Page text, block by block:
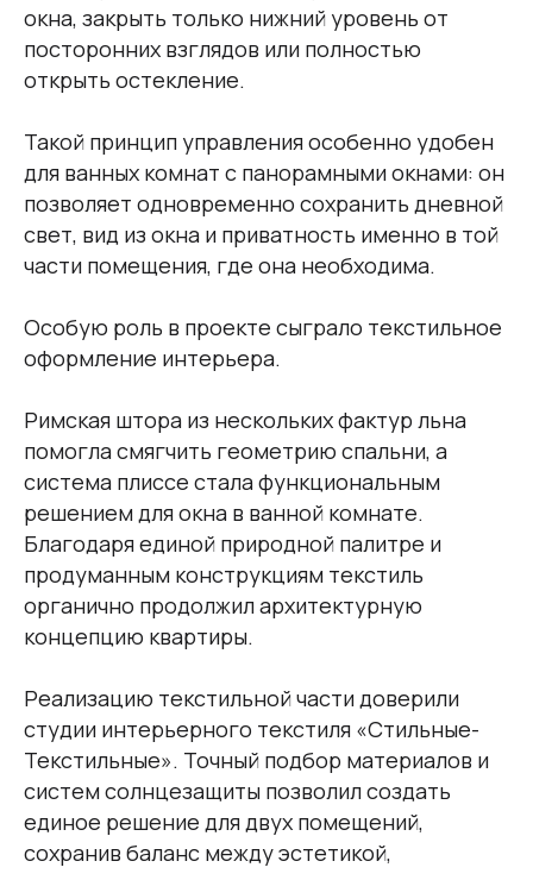
окна, закрыть только нижний уровень от
посторонних взглядов или полностью
открыть остекление.
Такой принцип управления особенно удобен
для ванных комнат с панорамными окнами: он
позволяет одновременно сохранить дневной
свет, вид из окна и приватность именно в той
части помещения, где она необходима.
Особую роль в проекте сыграло текстильное
оформление интерьера.
Римская штора из нескольких фактур льна
помогла смягчить геометрию спальни, а
система плиссе стала функциональным
решением для окна в ванной комнате.
Благодаря единой природной палитре и
продуманным конструкциям текстиль
органично продолжил архитектурную
концепцию квартиры.
Реализацию текстильной части доверили
студии интерьерного текстиля «Стильные-
Текстильные». Точный подбор материалов и
систем солнцезащиты позволил создать
единое решение для двух помещений,
сохранив баланс между эстетикой,